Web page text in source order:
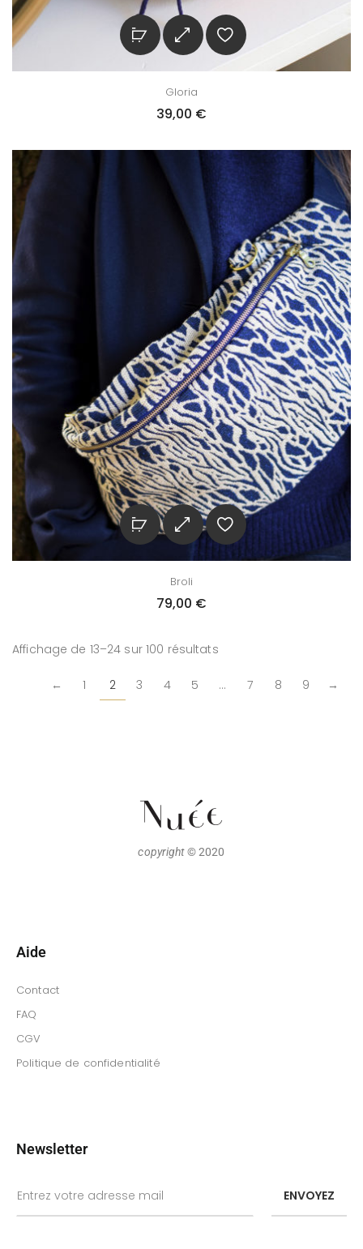
Gloria
39,00 €
Broli
79,00 €
Affichage de 13–24 sur 100 résultats
← 1 2 3 4 5 … 7 8 9 →
copyright© 2020
Aide
Contact
FAQ
CGV
Politique de confidentialité
Newsletter
ENVOYEZ